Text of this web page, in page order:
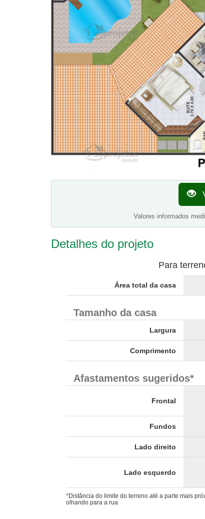
Valores informados
Detalhes do projeto
Para
Área total da casa
Tamanho da casa
Largura
Comprimento
Afastamentos sugeridos*
Frontal
Fundos
Lado direito
Lado esquerdo
*Distância do limite do terreno até a parte mais
olhando para a rua